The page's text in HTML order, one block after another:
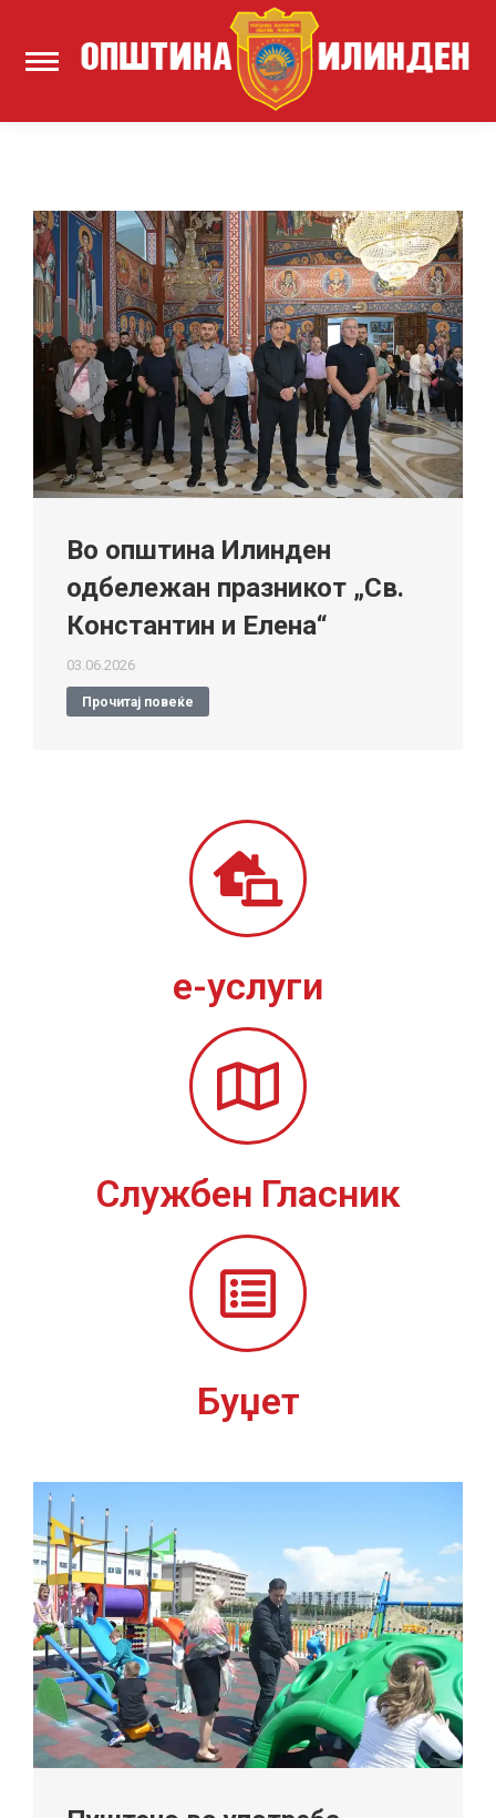
Во општина Илинден
одбележан празникот „Св.
Константин и Елена“
03.06.2026
Прочитај повеќе
е-услуги
Службен Гласник
Буџет